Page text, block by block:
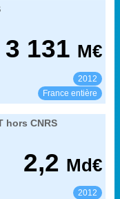
3 131 M€
2012
France entière
hors CNRS
2,2 Md€
2012
Extrait de la fiche "